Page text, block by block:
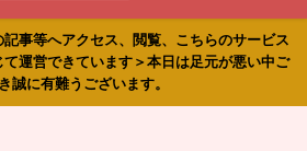
事等へアクセス、閲覧、こちらのサービス
運営できています＞本日は足元が悪い中ご
誠に有難うございます。